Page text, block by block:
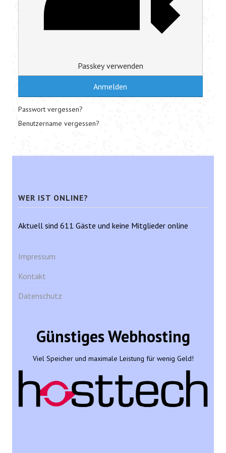
Passkey verwenden
Anmelden
Passwort vergessen?
Benutzername vergessen?
WER IST ONLINE?
Aktuell sind 611 Gäste und keine Mitglieder online
Impressum
Kontakt
Datenschutz
Günstiges Webhosting
Viel Speicher und maximale Leistung für wenig Geld!